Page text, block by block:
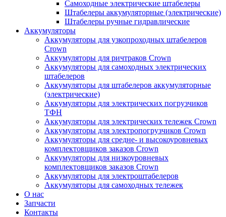
Самоходные электрические штабелеры
Штабелеры аккумуляторные (электрические)
Штабелеры ручные гидравлические
Аккумуляторы
Аккумуляторы для узкопроходных штабелеров
Crown
Аккумуляторы для ричтраков Crown
Аккумуляторы для самоходных электрических
штабелеров
Аккумуляторы для штабелеров аккумуляторные
(электрические)
Аккумуляторы для электрических погрузчиков
ТФН
Аккумуляторы для электрических тележек Crown
Аккумуляторы для электропогрузчиков Crown
Аккумуляторы для средне- и высокоуровневых
комплектовщиков заказов Crown
Аккумуляторы для низкоуровневых
комплектовщиков заказов Crown
Аккумуляторы для электроштабелеров
Аккумуляторы для самоходных тележек
О нас
Запчасти
Контакты